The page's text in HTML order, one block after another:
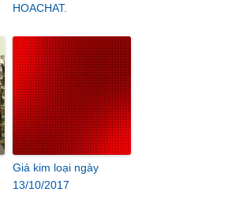
HOACHAT.
Giá kim loại ngày
13/10/2017